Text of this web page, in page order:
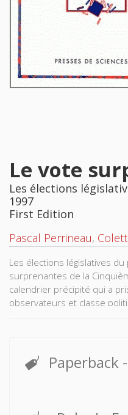
Le vote
Les élections
1997
First Edition
Pascal Perrineau,
Les élections législatives
surprenantes de la
calendrier précipité qui a
observateurs et classe
desquels organiser le
intéressés par la
préoccupations (protection
chômage) assez
l'exécutif sortant avait
Paperback